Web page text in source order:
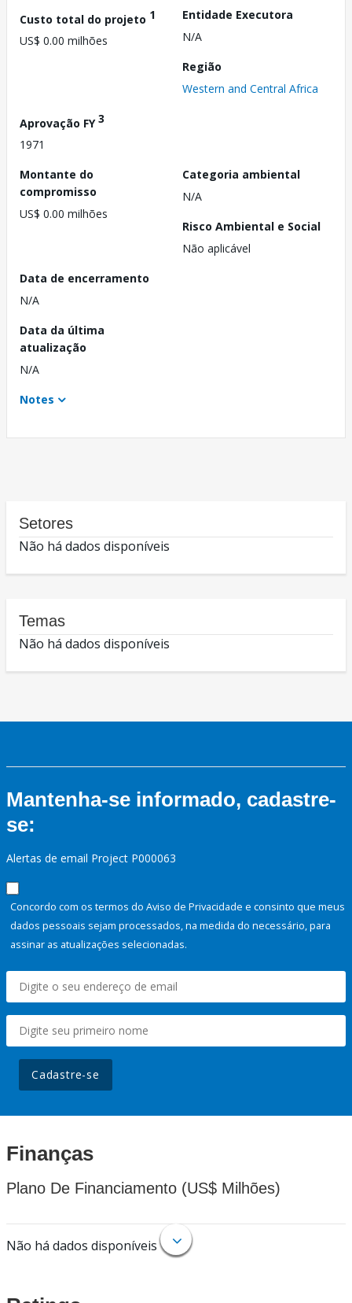
Custo total do projeto 1
US$ 0.00 milhões
Entidade Executora
N/A
Região
Western and Central Africa
Aprovação FY3
1971
Montante do
compromisso
US$ 0.00 milhões
Categoria ambiental
N/A
Risco Ambiental e Social
Não aplicável
Data de encerramento
N/A
Data da última
atualização
N/A
Notes
Setores
Não há dados disponíveis
Temas
Não há dados disponíveis
Mantenha-se informado, cadastre-
se:
Alertas de email Project P000063
Concordo com os termos do Aviso de Privacidade e consinto que meus
dados pessoais sejam processados, na medida do necessário, para
assinar as atualizações selecionadas.
Cadastre-se
Finanças
Plano De Financiamento (US$ Milhões)
Não há dados disponíveis